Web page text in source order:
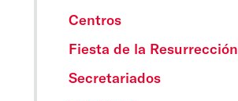
Centros
Fiesta de la Resurrección
Secretariados